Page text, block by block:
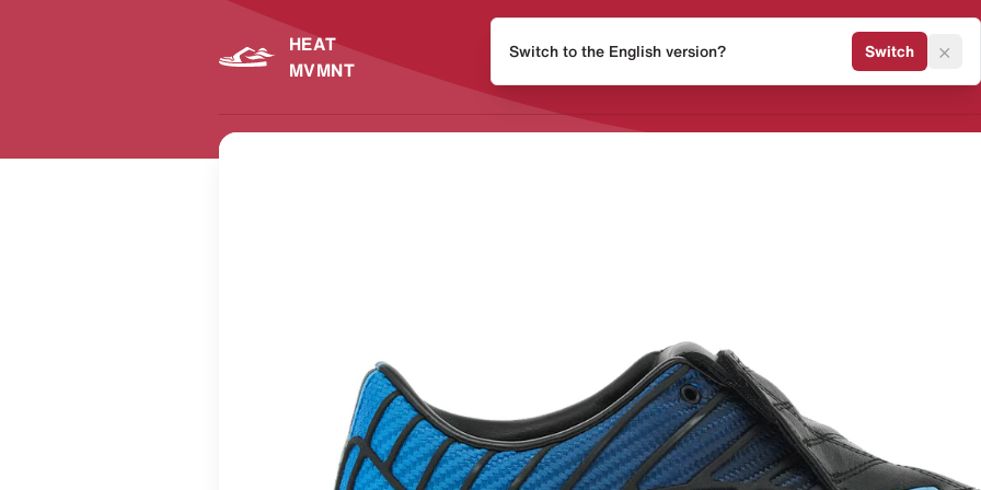
HEAT
MVMNT
Release Kalender Sneaker
Switch to the English version? Switch ×